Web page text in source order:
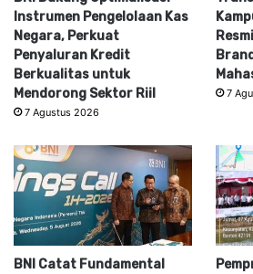
Instrumen Pengelolaan Kas
Negara, Perkuat
Penyaluran Kredit
Berkualitas untuk
Mendorong Sektor Riil
7 Agustus 2026
7
BNI Catat Fundamental